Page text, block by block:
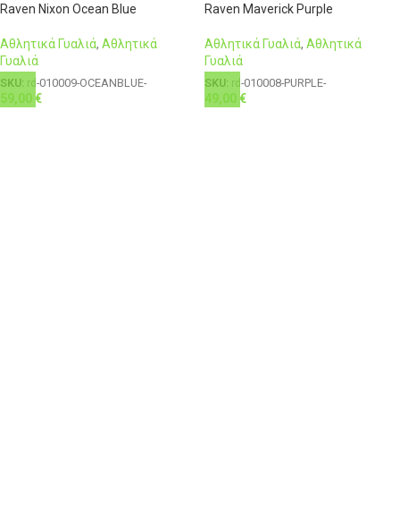
Raven Nixon Ocean Blue
Αθλητικά Γυαλιά, Αθλητικά
Γυαλιά
SKU: rd-010009-OCEANBLUE-
59,00 €
Raven Maverick Purple
Αθλητικά Γυαλιά, Αθλητικά
Γυαλιά
SKU: rd-010008-PURPLE-
49,00 €